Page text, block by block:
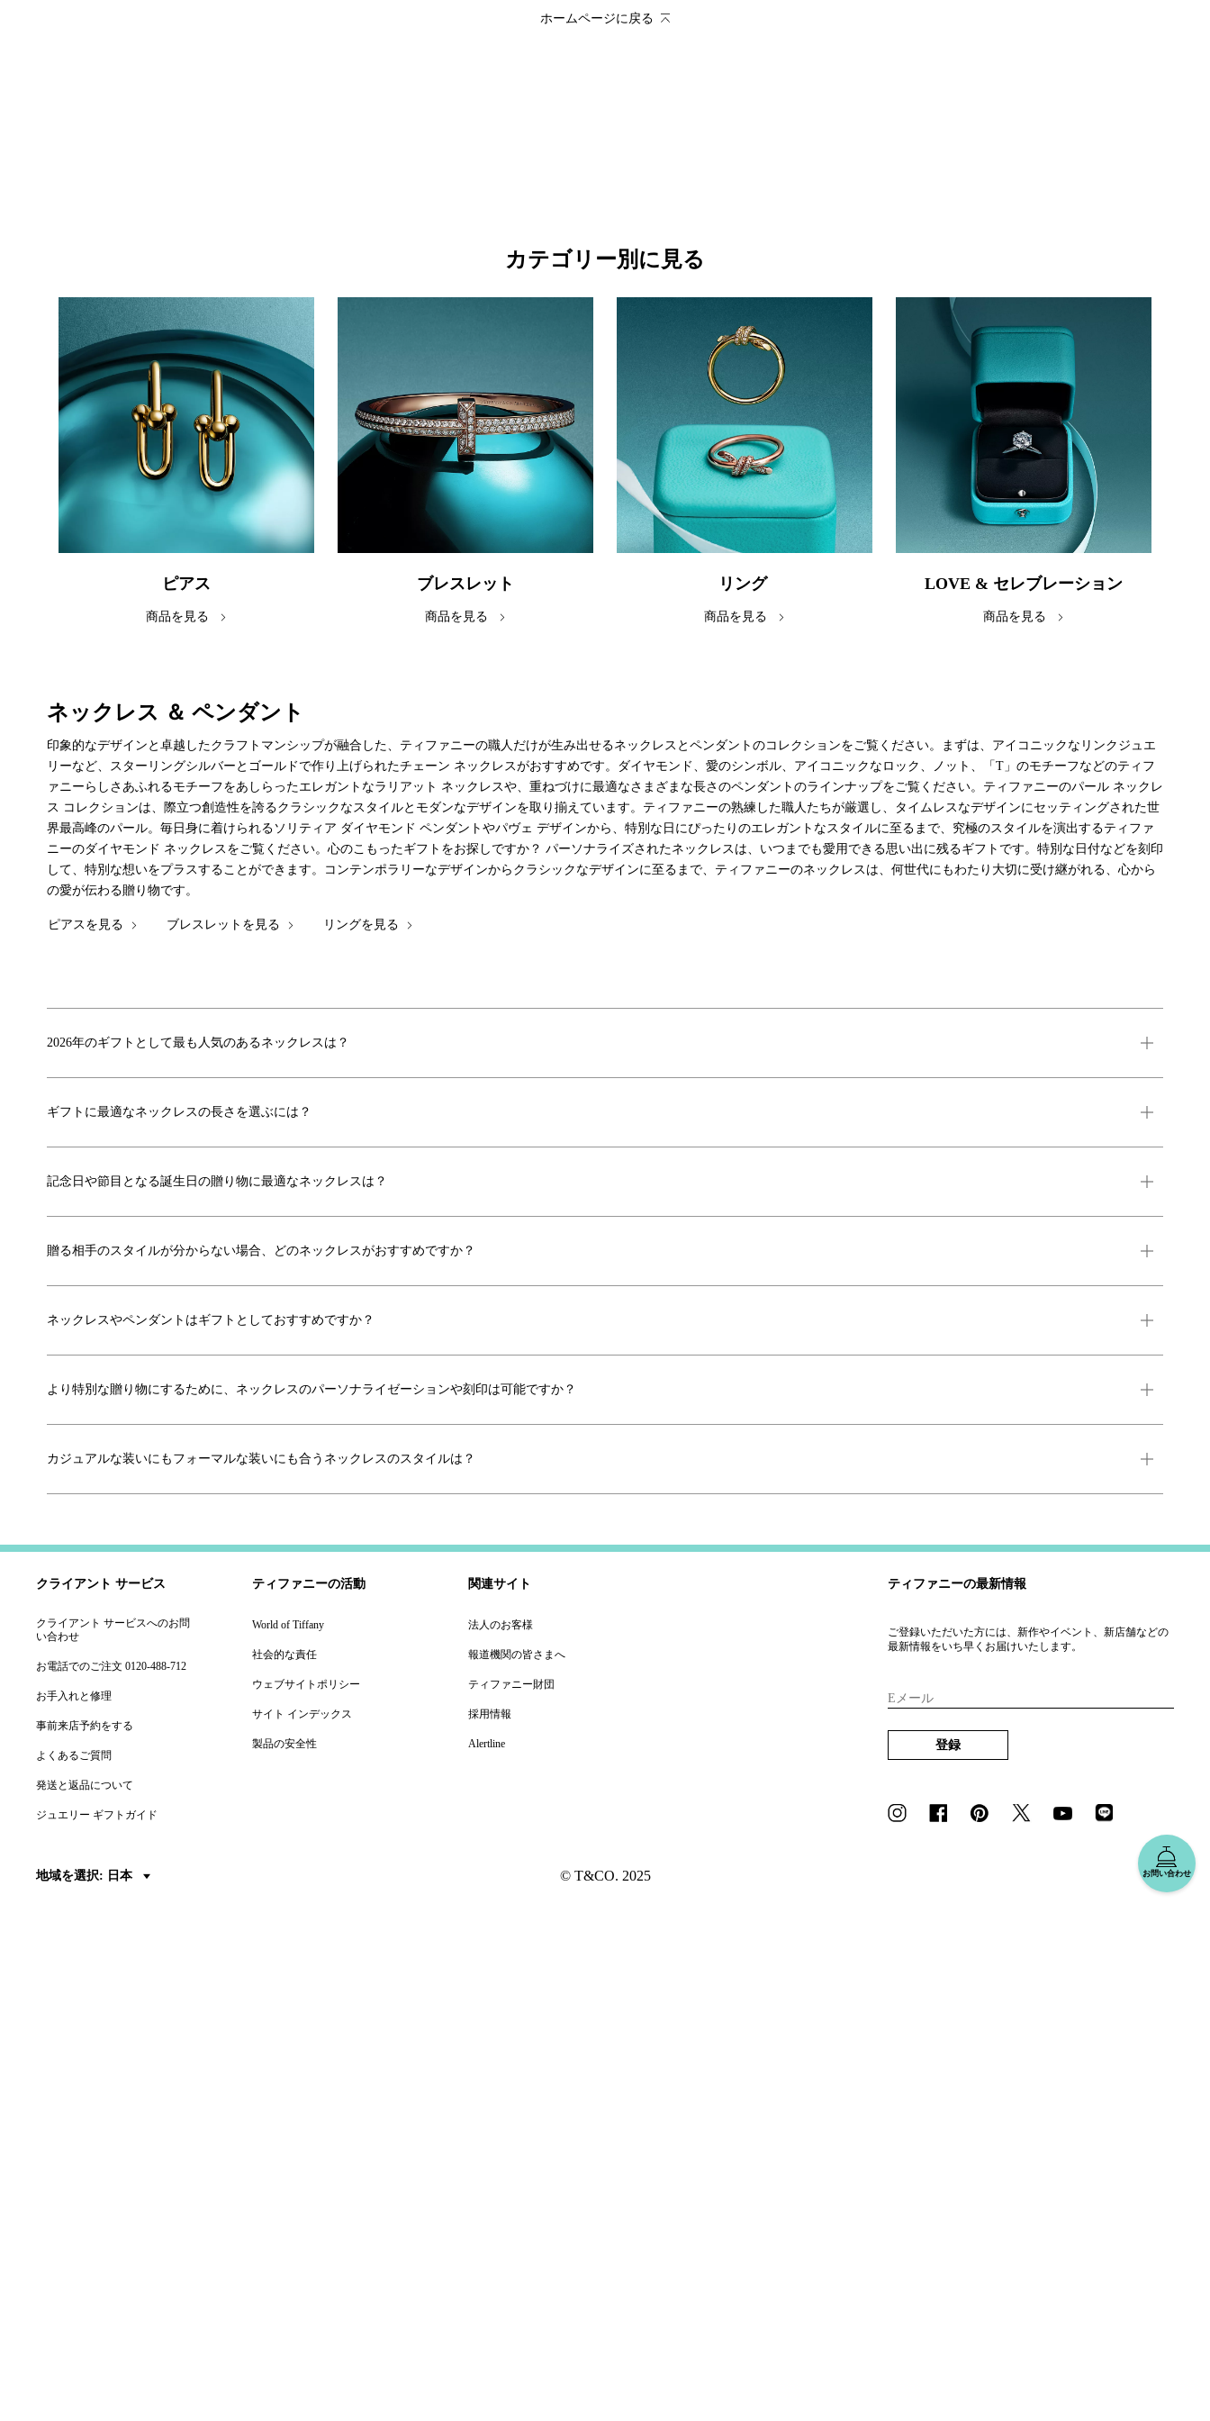
ホームページに戻る
カテゴリー別に見る
ピアス
商品を見る
ブレスレット
商品を見る
リング
商品を見る
LOVE & セレブレーション
商品を見る
ネックレス ＆ ペンダント
印象的なデザインと卓越したクラフトマンシップが融合した、ティファニーの職人だけが生み出せるネックレスとペンダントのコレクションをご覧ください。まずは、アイコニックなリンクジュエ
リーなど、スターリングシルバーとゴールドで作り上げられたチェーン ネックレスがおすすめです。ダイヤモンド、愛のシンボル、アイコニックなロック、ノット、「T」のモチーフなどのティフ
ァニーらしさあふれるモチーフをあしらったエレガントなラリアット ネックレスや、重ねづけに最適なさまざまな長さのペンダントのラインナップをご覧ください。ティファニーのパール ネックレ
ス コレクションは、際立つ創造性を誇るクラシックなスタイルとモダンなデザインを取り揃えています。ティファニーの熟練した職人たちが厳選し、タイムレスなデザインにセッティングされた世
界最高峰のパール。毎日身に着けられるソリティア ダイヤモンド ペンダントやパヴェ デザインから、特別な日にぴったりのエレガントなスタイルに至るまで、究極のスタイルを演出するティファ
ニーのダイヤモンド ネックレスをご覧ください。心のこもったギフトをお探しですか？ パーソナライズされたネックレスは、いつまでも愛用できる思い出に残るギフトです。特別な日付などを刻印
して、特別な想いをプラスすることができます。コンテンポラリーなデザインからクラシックなデザインに至るまで、ティファニーのネックレスは、何世代にもわたり大切に受け継がれる、心から
の愛が伝わる贈り物です。
ピアスを見る ブレスレットを見る リングを見る
2026年のギフトとして最も人気のあるネックレスは？
ギフトに最適なネックレスの長さを選ぶには？
記念日や節目となる誕生日の贈り物に最適なネックレスは？
贈る相手のスタイルが分からない場合、どのネックレスがおすすめですか？
ネックレスやペンダントはギフトとしておすすめですか？
より特別な贈り物にするために、ネックレスのパーソナライゼーションや刻印は可能ですか？
カジュアルな装いにもフォーマルな装いにも合うネックレスのスタイルは？
お問い合わせ
クライアント サービス
クライアント サービスへのお問
い合わせ
お電話でのご注文 0120-488-712
お手入れと修理
事前来店予約をする
よくあるご質問
発送と返品について
ジュエリー ギフトガイド
ティファニーの活動
World of Tiffany
社会的な責任
ウェブサイトポリシー
サイト インデックス
製品の安全性
関連サイト
法人のお客様
報道機関の皆さまへ
ティファニー財団
採用情報
Alertline
ティファニーの最新情報
ご登録いただいた方には、新作やイベント、新店舗などの
最新情報をいち早くお届けいたします。
Eメール
登録
地域を選択: 日本 © T&CO. 2025